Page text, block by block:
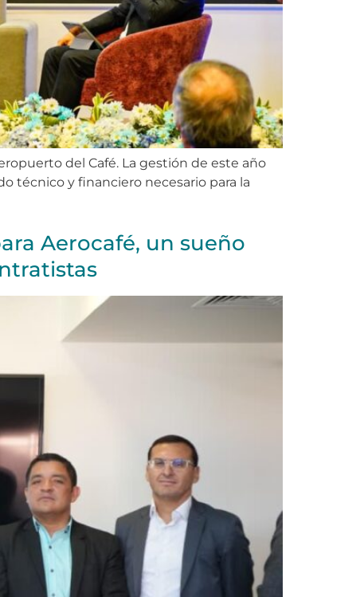
del Café. La gestión de este año
técnico y financiero necesario para la
Aerocafé, un sueño